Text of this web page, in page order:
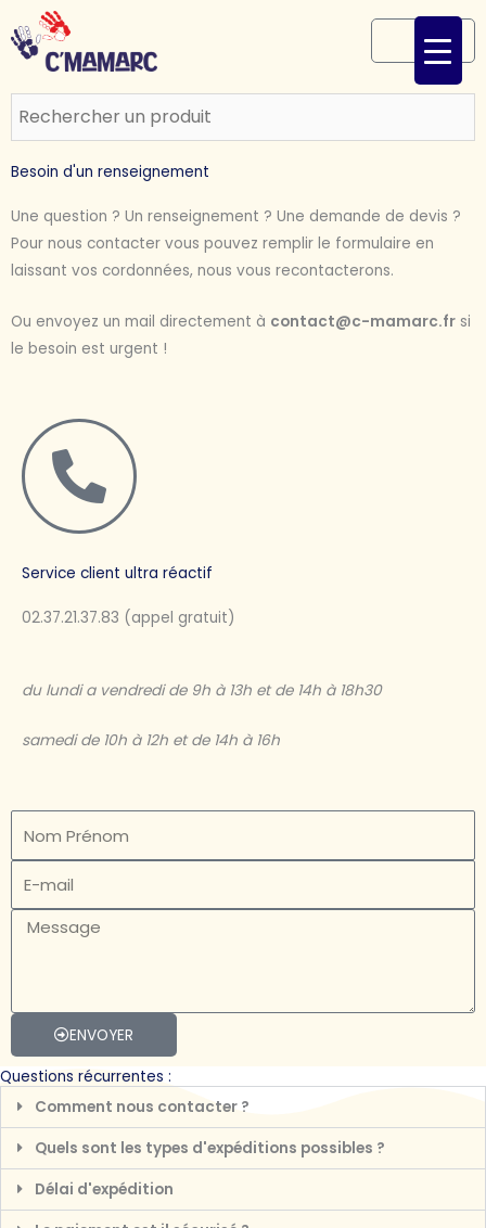
au
contenu
Panier
Besoin d'un renseignement
Une question ? Un renseignement ? Une demande de devis ?
Pour nous contacter vous pouvez remplir le formulaire en
laissant vos cordonnées, nous vous recontacterons.
Ou envoyez un mail directement à contact@c-mamarc.fr si
le besoin est urgent !
Service client ultra réactif
02.37.21.37.83 (appel gratuit)
du lundi a vendredi de 9h à 13h et de 14h à 18h30
samedi de 10h à 12h et de 14h à 16h
l
g
e
ENVOYER
Questions récurrentes :
Comment nous contacter ?
Quels sont les types d'expéditions possibles ?
Délai d'expédition